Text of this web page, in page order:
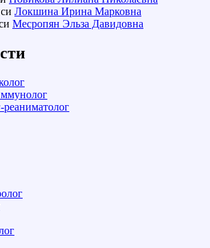
Локшина Ирина Марковна
Месропян Эльза Давидовна
реаниматолог